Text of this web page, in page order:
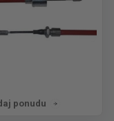
ponudu